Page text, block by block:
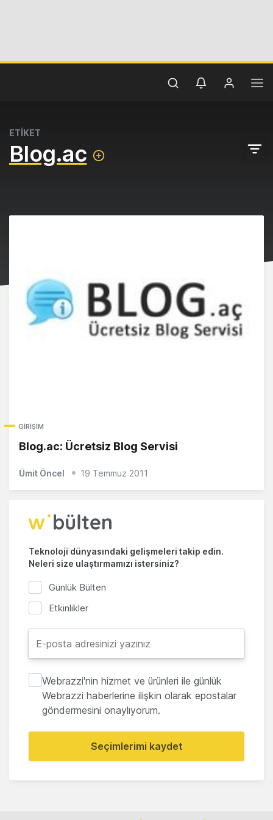
ETİKET
Blog.ac
GIRIŞIM
Blog.ac: Ücretsiz Blog Servisi
Ümit Öncel 19 Temmuz 2011
Teknoloji dünyasındaki gelişmeleri takip edin.
Neleri size ulaştırmamızı istersiniz?
Günlük Bülten
Etkinlikler
Webrazzi'nin hizmet ve ürünleri ile günlük
Webrazzi haberlerine ilişkin olarak epostalar
göndermesini onaylıyorum.
Seçimlerimi kaydet